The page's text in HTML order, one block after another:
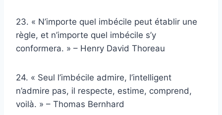
23. « N’importe quel imbécile peut établir une
règle, et n’importe quel imbécile s’y
conformera. » – Henry David Thoreau
24. « Seul l’imbécile admire, l’intelligent
n’admire pas, il respecte, estime, comprend,
voilà. » – Thomas Bernhard